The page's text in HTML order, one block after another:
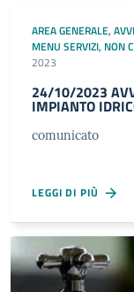
AREA GENERALE,
MENU SERVIZI, NON
2023
24/10/2023
IMPIANTO
comunicato
LEGGI DI PIÙ